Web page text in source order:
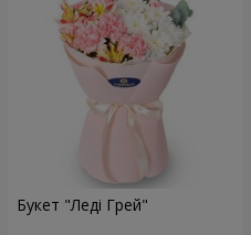
Букет "Леді Грей"